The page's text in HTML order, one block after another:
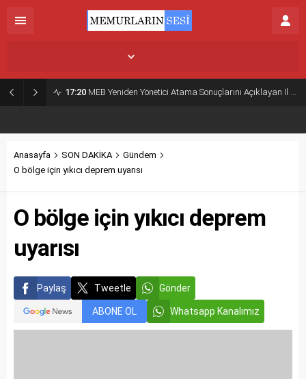
17:20 MEB Yeniden Yönetici Atama Sonuçlarını Açıklayan İl MEM’ler Listesi
Anasayfa SON DAKİKA
Gündem
O bölge için yıkıcı deprem uyarısı
O bölge için yıkıcı deprem
uyarısı
Paylaş Tweetle Gönder
ABONE OL Whatsapp Kanalımız